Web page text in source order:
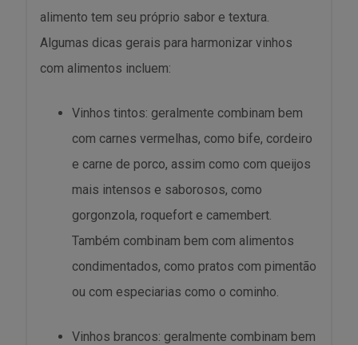
alimento tem seu próprio sabor e textura.
Algumas dicas gerais para harmonizar vinhos
com alimentos incluem:
Vinhos tintos: geralmente combinam bem
com carnes vermelhas, como bife, cordeiro
e carne de porco, assim como com queijos
mais intensos e saborosos, como
gorgonzola, roquefort e camembert.
Também combinam bem com alimentos
condimentados, como pratos com pimentão
ou com especiarias como o cominho.
Vinhos brancos: geralmente combinam bem